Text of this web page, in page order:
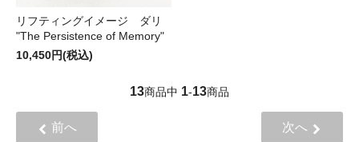
リフティングイメージ ダリ
"The Persistence of Memory"
10,450円(税込)
13商品中 1-13商品
前へ 次へ